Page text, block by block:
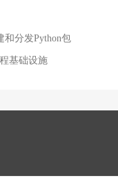
和分发Python包
基础设施